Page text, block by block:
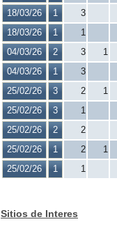
18/03/26
1 3
18/03/26
1
1
04/03/26
2 3 1
04/03/26
1 3
25/02/26
3 2 1
25/02/26
3
1
25/02/26
2
2
25/02/26
1 2 1
25/02/26
1 1
Sitios de Interes